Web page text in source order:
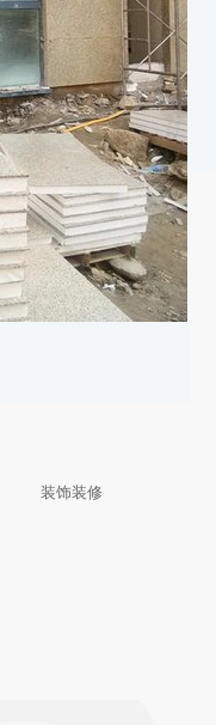
公司资质
装饰装修